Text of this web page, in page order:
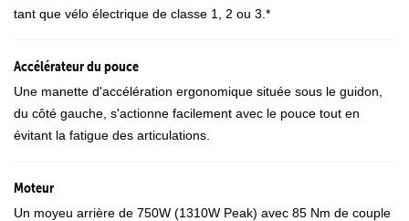
tant que vélo électrique de classe 1, 2 ou 3.*
Accélérateur du pouce
Une manette d'accélération ergonomique située sous le guidon,
du côté gauche, s'actionne facilement avec le pouce tout en
évitant la fatigue des articulations.
Moteur
Un moyeu arrière de 750W (1310W Peak) avec 85 Nm de couple